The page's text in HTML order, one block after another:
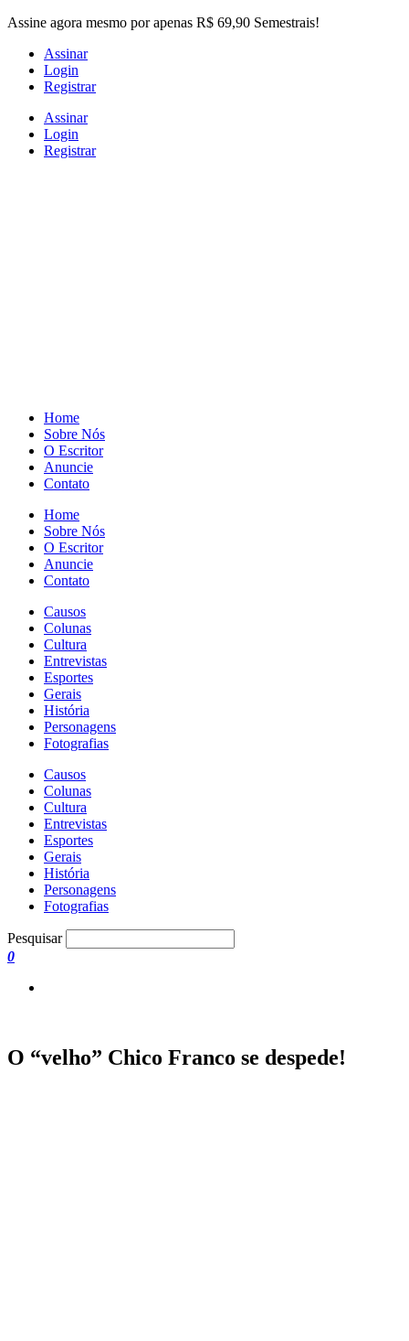
Skip
content
Assine agora mesmo por apenas R$ 69,90 Semestrais!
Assinar
Login
Registrar
Assinar
Login
Registrar
Home
Sobre Nós
O Escritor
Anuncie
Contato
Home
Sobre Nós
O Escritor
Anuncie
Contato
Causos
Colunas
Cultura
Entrevistas
Esportes
Gerais
História
Personagens
Fotografias
Causos
Colunas
Cultura
Entrevistas
Esportes
Gerais
História
Personagens
Fotografias
Pesquisar
0
O “velho” Chico Franco se despede!